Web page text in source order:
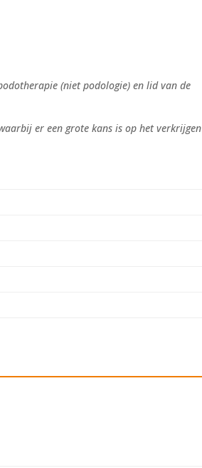
(niet podologie) en lid van de
er een grote kans is op het verkrijgen